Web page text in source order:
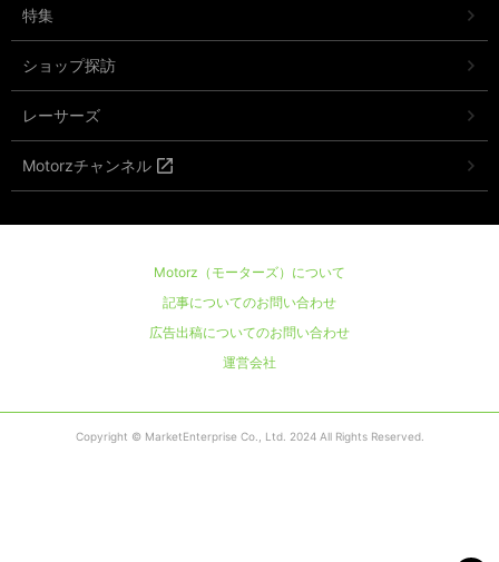
特集
ショップ探訪
レーサーズ
Motorzチャンネル
Motorz（モーターズ）について
記事についてのお問い合わせ
広告出稿についてのお問い合わせ
運営会社
Copyright © MarketEnterprise Co., Ltd. 2024 All Rights Reserved.